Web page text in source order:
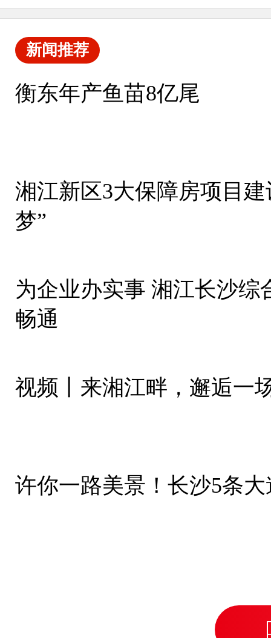
新闻推荐
衡东年产鱼苗8亿尾
湘江新区3大保障房项目
梦”
为企业办实事 湘江长沙综
畅通
视频丨来湘江畔，邂逅一
许你一路美景！长沙5条